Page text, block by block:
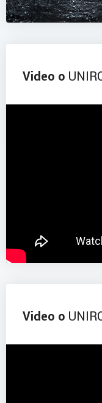
Video o
Video o